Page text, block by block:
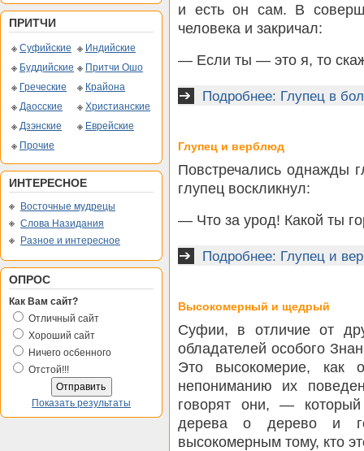
ПРИТЧИ
Суфийские
Индийские
Буддийские
Притчи Ошо
Греческие
Крайона
Даосские
Христианские
Дзэнские
Еврейские
Прочие
ИНТЕРЕСНОЕ
Восточные мудрецы
Слова Назидания
Разное и интересное
ОПРОС
Как Вам сайт?
Отличный сайт
Хороший сайт
Ничего осбенного
Отстой!!!
Показать результаты
и есть он сам. В
человека и закричал:
— Если ты — это я, то
Подробнее: Глупец в
Глупец и верблюд
Повстречались однажды
глупец воскликнул:
— Что за урод! Какой ты
Подробнее: Глупец и
Высокомерный и щедрый
Суфии, в отличие от
обладателей особого
Это высокомерие, как
непониманию их
говорят они, —
дерева о дерево и
высокомерным тому, кто